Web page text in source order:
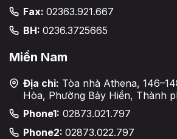
Fax: 02363.921.667
BH: 0236.3725665
Miền Nam
Địa chỉ: Tòa nhà Athena,
Hòa, Phường Bảy Hiền, Thành
Phone1: 02873.021.797
Phone2: 02873.022.797